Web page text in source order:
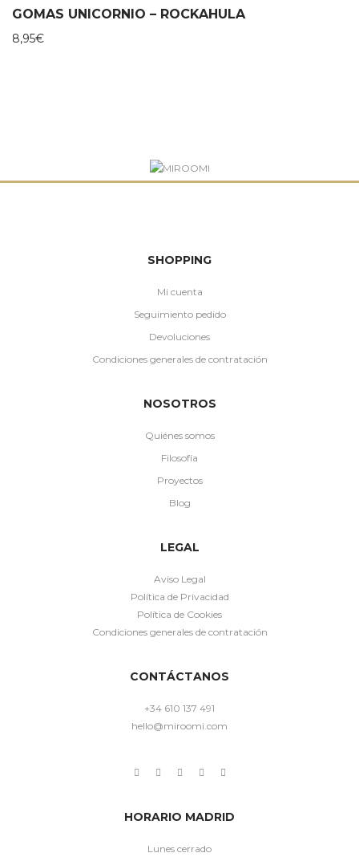
GOMAS UNICORNIO – ROCKAHULA
8,95€
SHOPPING
Mi cuenta
Seguimiento pedido
Devoluciones
Condiciones generales de contratación
NOSOTROS
Quiénes somos
Filosofía
Proyectos
Blog
LEGAL
Aviso Legal
Política de Privacidad
Política de Cookies
Condiciones generales de contratación
CONTÁCTANOS
+34 610 137 491
hello@miroomi.com
HORARIO MADRID
Lunes cerrado